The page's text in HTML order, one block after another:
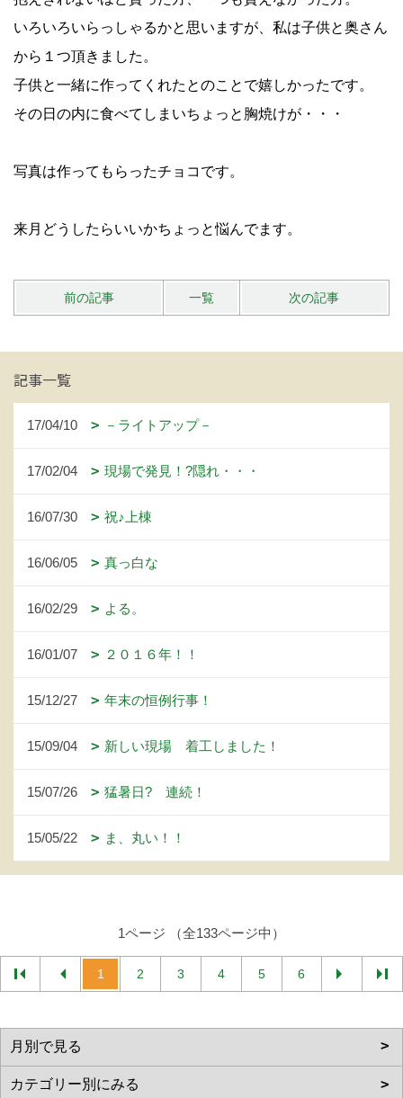
いろいろいらっしゃるかと思いますが、私は子供と奥さん
から１つ頂きました。
子供と一緒に作ってくれたとのことで嬉しかったです。
その日の内に食べてしまいちょっと胸焼けが・・・
写真は作ってもらったチョコです。
来月どうしたらいいかちょっと悩んでます。
前の記事 一覧 次の記事
記事一覧
17/04/10 －ライトアップ－
17/02/04 現場で発見！?隠れ・・・
16/07/30 祝♪上棟
16/06/05 真っ白な
16/02/29 よる。
16/01/07 ２０１６年！！
15/12/27 年末の恒例行事！
15/09/04 新しい現場 着工しました！
15/07/26 猛暑日? 連続！
15/05/22 ま、丸い！！
1ページ （全133ページ中）
1 2 3 4 5 6